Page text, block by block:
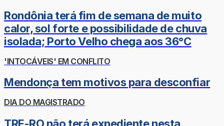
Rondônia terá fim de semana de muito
calor, sol forte e possibilidade de chuva
isolada; Porto Velho chega aos 36°C
'INTOCÁVEIS' EM CONFLITO
Mendonça tem motivos para desconfiar
DIA DO MAGISTRADO
TRE-RO não terá expediente nesta